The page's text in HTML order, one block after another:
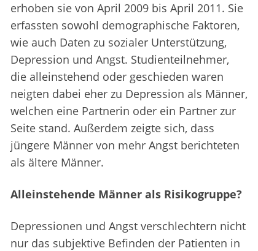
erhoben sie von April 2009 bis April 2011. Sie
erfassten sowohl demographische Faktoren,
wie auch Daten zu sozialer Unterstützung,
Depression und Angst. Studienteilnehmer,
die alleinstehend oder geschieden waren
neigten dabei eher zu Depression als Männer,
welchen eine Partnerin oder ein Partner zur
Seite stand. Außerdem zeigte sich, dass
jüngere Männer von mehr Angst berichteten
als ältere Männer.
Alleinstehende Männer als Risikogruppe?
Depressionen und Angst verschlechtern nicht
nur das subjektive Befinden der Patienten in